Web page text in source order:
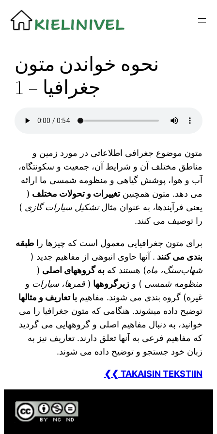
Siirry
sisältöön
نحوه خواندن متون
جغرافیا – 1
متون موضوع جغرافی اطلاعاتی در مورد زمین و
مناطق مختلف آن و شرایط آن، جمعیت و سکونتگاه،
آب و هوا، پوشش گیاهی و منظومه شمسی ما ارائه
می دهد. متون همچنینتغییرات و تحولات مختلف (
یعنی فرآیندها، به عنوان مثالتشکیل سیارات گازی )
را توصیف می کنند.
برای متون جغرافیایی معمول است که چیزها راطبقه
بندی می کنند . آنها حاوی انبوهی از مفاهیم جدید (
شهاب‌سنگ، ماه) هستند کهبه گروههای اصلی (
منظومه شمسی ) وزیرگروهها (قمرها، سیارات و
غیره) گروه بندی می شوند. مفاهیمبا تعاریف و مثالها
توضیح داده میشوند. هنگامی که متون جغرافیا را می
خوانید، به دنبال مفاهیم اصلی و گروههایی می گردید
که مفاهیم فرعی به آنها تعلق دارند. تعاریف نیز به
زبان خود جستجو و توضیح داده می شوند.
❮❮ TAKAISIN TEKSTIIN